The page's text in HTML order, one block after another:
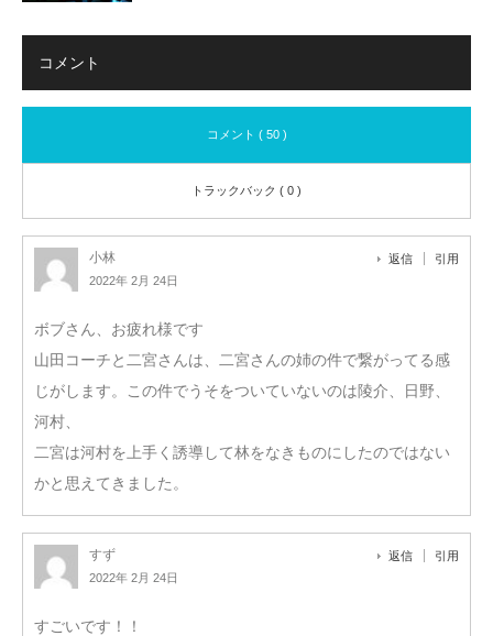
コメント
コメント ( 50 )
トラックバック ( 0 )
小林
2022年 2月 24日
返信 引用
ボブさん、お疲れ様です
山田コーチと二宮さんは、二宮さんの姉の件で繋がってる感
じがします。この件でうそをついていないのは陵介、日野、
河村、
二宮は河村を上手く誘導して林をなきものにしたのではない
かと思えてきました。
すず
2022年 2月 24日
返信 引用
すごいです！！